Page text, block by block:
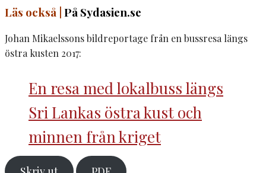
Läs också | På Sydasien.se
Johan Mikaelssons bildreportage från en bussresa längs
östra kusten 2017:
En resa med lokalbuss längs
Sri Lankas östra kust och
minnen från kriget